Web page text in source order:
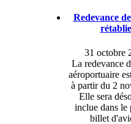
Redevance
rétablie
31 octobre
La redevance
aéroportuaire
à partir du 2
Elle sera
inclue dans le
billet